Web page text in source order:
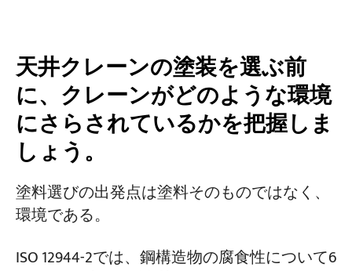
一般的なコーティング欠陥―一目で判断
私たちが成し遂げたこと
よくある質問
標準的な屋内天井クレーンの標準塗装は
何ですか？
環境に関係なく、一番厚いシステムを使
天井クレーンの塗装を選ぶ前
に、クレーンがどのような環境
にさらされているかを把握しま
しょう。
塗料選びの出発点は塗料そのものではなく、
環境である。
ISO 12944-2では、鋼構造物の腐食性について6